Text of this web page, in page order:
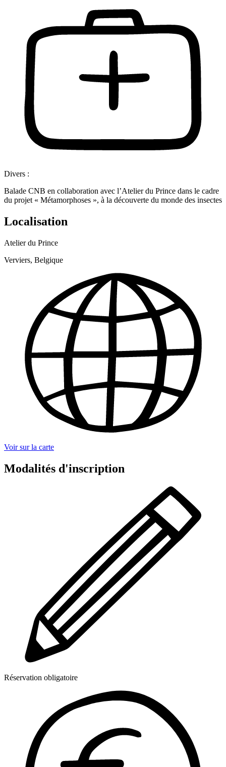
Divers :
Balade CNB en collaboration avec l’Atelier du Prince dans le cadre
du projet « Métamorphoses », à la découverte du monde des insectes
Localisation
Atelier du Prince
Verviers, Belgique
Voir sur la carte
Modalités d'inscription
Réservation obligatoire